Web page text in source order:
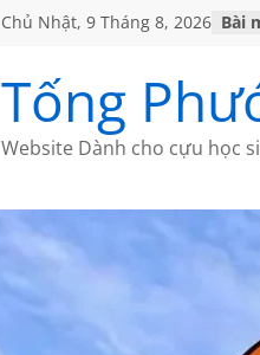
Chủ Nhật, 9 Tháng 8, 2026 Bài
Tống
Website Dành cho cựu học